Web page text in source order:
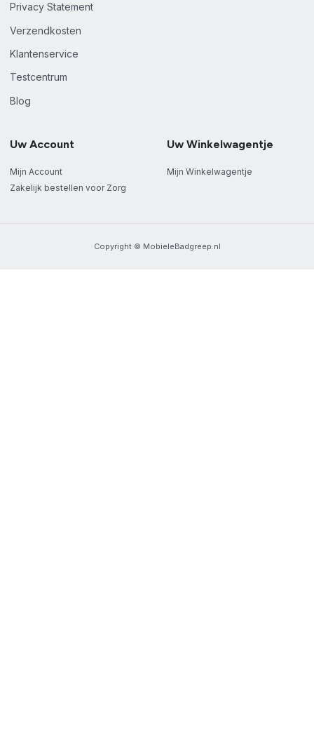
Privacy Statement
Verzendkosten
Klantenservice
Testcentrum
Blog
Uw Account
Mijn Account
Zakelijk bestellen voor Zorg
Uw Winkelwagentje
Mijn Winkelwagentje
Copyright © MobieleBadgreep.nl